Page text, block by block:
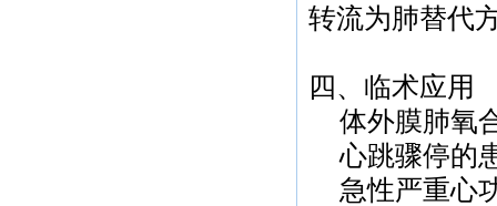
转流为肺替代
四、临术应用
体外膜肺氧
心跳骤停的
急性严重心